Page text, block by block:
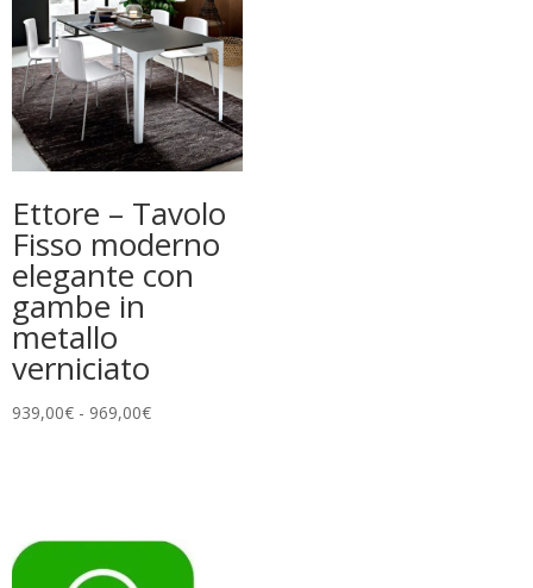
Ettore – Tavolo
Fisso moderno
elegante con
gambe in
metallo
verniciato
939,00€ - 969,00€Fascia
a
969,00€